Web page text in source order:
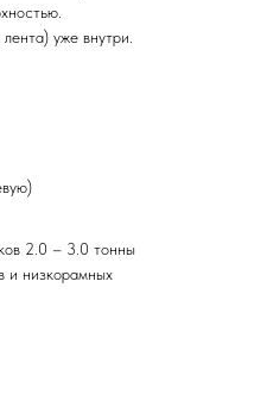
уже внутри.
2.0 – 3.0 тонны
и низкорамных